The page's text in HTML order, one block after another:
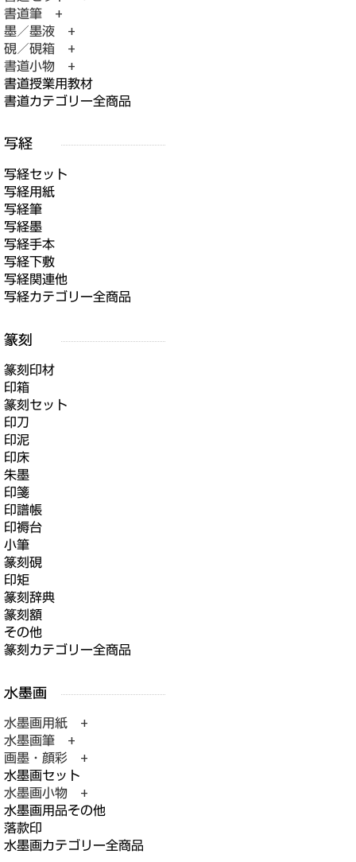
書道筆 +
墨／墨液 +
硯／硯箱 +
書道小物 +
書道授業用教材
書道カテゴリー全商品
写経セット
写経用紙
写経筆
写経墨
写経手本
写経下敷
写経関連他
写経カテゴリー全商品
篆刻印材
印箱
篆刻セット
印刀
印泥
印床
朱墨
印箋
印譜帳
印褥台
小筆
篆刻硯
印矩
篆刻辞典
篆刻額
その他
篆刻カテゴリー全商品
水墨画用紙 +
水墨画筆 +
画墨・顔彩 +
水墨画セット
水墨画小物 +
水墨画用品その他
落款印
水墨画カテゴリー全商品